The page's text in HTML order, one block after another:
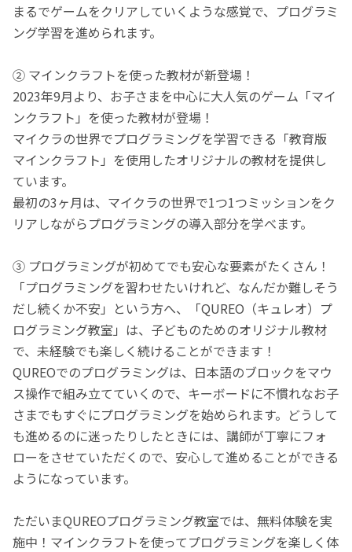
まるでゲームをクリアしていくような感覚で、プログラミ
ング学習を進められます。
② マインクラフトを使った教材が新登場！
2023年9月より、お子さまを中心に大人気のゲーム「マイ
ンクラフト」を使った教材が登場！
マイクラの世界でプログラミングを学習できる「教育版
マインクラフト」を使用したオリジナルの教材を提供し
ています。
最初の3ヶ月は、マイクラの世界で1つ1つミッションをク
リアしながらプログラミングの導入部分を学べます。
③ プログラミングが初めてでも安心な要素がたくさん！
「プログラミングを習わせたいけれど、なんだか難しそう
だし続くか不安」という方へ、「QUREO（キュレオ）プ
ログラミング教室」は、子どものためのオリジナル教材
で、未経験でも楽しく続けることができます！
QUREOでのプログラミングは、日本語のブロックをマウ
ス操作で組み立てていくので、キーボードに不慣れなお子
さまでもすぐにプログラミングを始められます。どうして
も進めるのに迷ったりしたときには、講師が丁寧にフォ
ローをさせていただくので、安心して進めることができる
ようになっています。
ただいまQUREOプログラミング教室では、無料体験を実
施中！マインクラフトを使ってプログラミングを楽しく体